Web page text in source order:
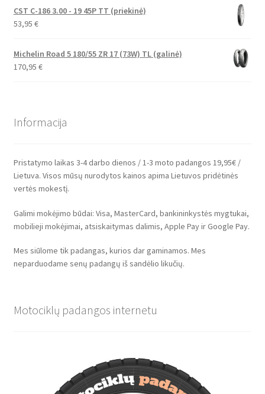
CST C-186 3.00 - 19 45P TT (priekinė)
53,95 €
Michelin Road 5 180/55 ZR 17 (73W) TL (galinė)
170,95 €
Informacija
Pristatymo laikas 3-4 darbo dienos / 1-3 moto padangos 19,95€ /
Lietuva. Visos mūsų nurodytos kainos apima Lietuvos pridėtinės
vertės mokestį.
Galimi mokėjimo būdai: Visa, MasterCard, bankininkystės mygtukai,
mobilieji mokėjimai, atsiskaitymas dalimis, Apple Pay ir Google Pay.
Mes siūlome tik padangas, kurios dar gaminamos. Mes
neparduodame senų padangų iš sandėlio likučių.
Motociklų padangos internetu